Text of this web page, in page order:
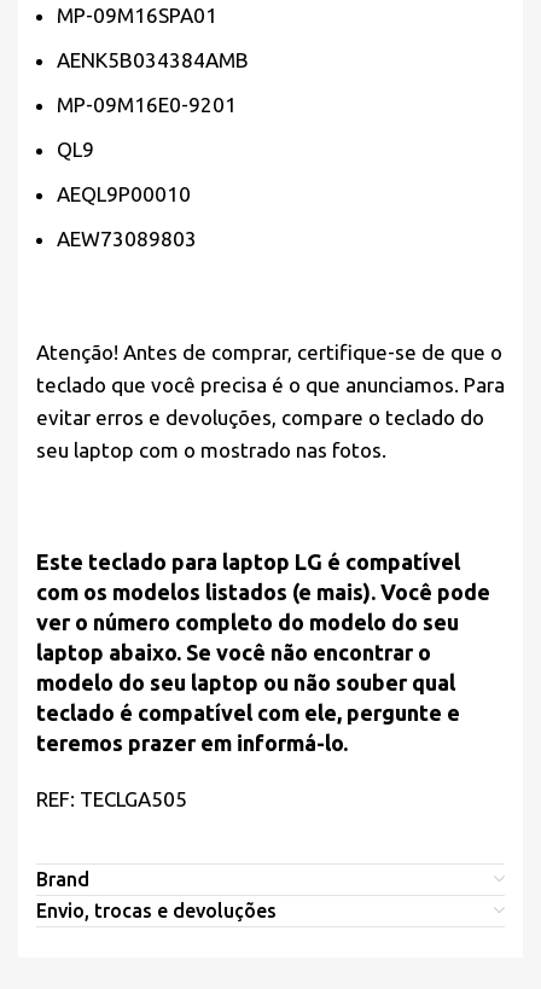
MP-09M16SPA01
AENK5B034384AMB
MP-09M16E0-9201
QL9
AEQL9P00010
AEW73089803
Atenção! Antes de comprar, certifique-se de que o
teclado que você precisa é o que anunciamos. Para
evitar erros e devoluções, compare o teclado do
seu laptop com o mostrado nas fotos.
Este teclado para laptop LG é compatível
com os modelos listados (e mais). Você pode
ver o número completo do modelo do seu
laptop abaixo. Se você não encontrar o
modelo do seu laptop ou não souber qual
teclado é compatível com ele, pergunte e
teremos prazer em informá-lo.
REF: TECLGA505
Brand
Envio, trocas e devoluções